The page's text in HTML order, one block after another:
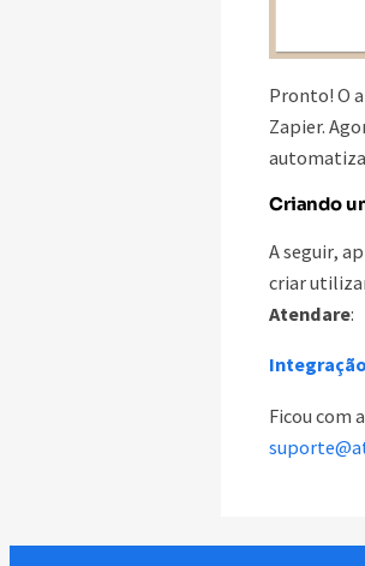
Pronto! O
Zapier.
Criando
A seguir,
criar
Atendare:
Ficou com